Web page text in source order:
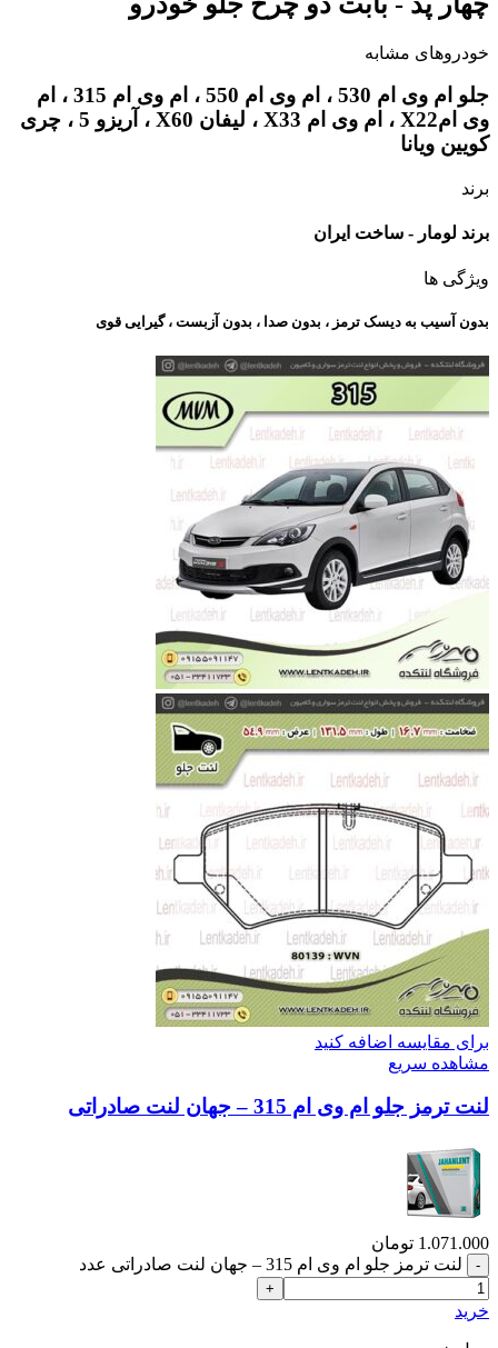
خودروهای مشابه
جلو ام وی ام 530 ، ام وی ام 550 ، ام وی ام 315 ، ام
وی امX22 ، ام وی ام X33 ، لیفان X60 ، آریزو 5 ، چری
کویین ویانا
برند
برند لومار - ساخت ایران
ویژگی ها
بدون آسیب به دیسک ترمز ، بدون صدا ، بدون آزبست ، گیرایی قوی​
برای مقایسه اضافه کنید
مشاهده سریع
لنت ترمز جلو ام وی ام 315 – جهان لنت صادراتی
1.071.000 تومان
لنت ترمز جلو ام وی ام 315 – جهان لنت صادراتی عدد
خرید